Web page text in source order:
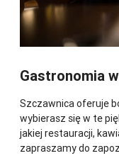
Gastronomia
Szczawnica oferuje
wybierasz się w te
jakiej restauracji,
zapraszamy do